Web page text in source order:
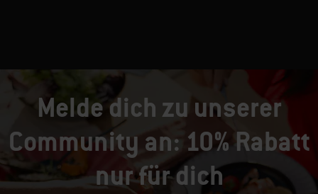
Melde dich zu unserer
Community an: 10% Rabatt
nur für dich